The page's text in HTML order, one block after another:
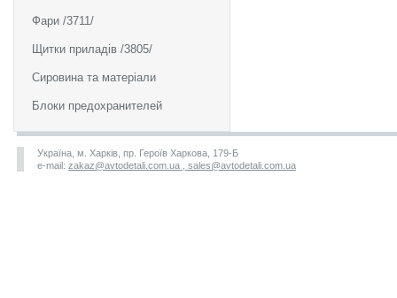
Фари /3711/
Щитки приладів /3805/
Сировина та матеріали
Блоки предохранителей
Україна, м. Харків, пр. Героїв Харкова, 179-Б
e-mail: zakaz@avtodetali.com.ua , sales@avtodetali.com.ua